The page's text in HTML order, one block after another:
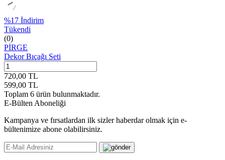
%17 İndirim
Tükendi
(0)
PİRGE
Dekor Bıçağı Seti
720,00 TL
599,00 TL
Toplam 6 ürün bulunmaktadır.
E-Bülten Aboneliği
Kampanya ve fırsatlardan ilk sizler haberdar olmak için e-
bültenimize abone olabilirsiniz.